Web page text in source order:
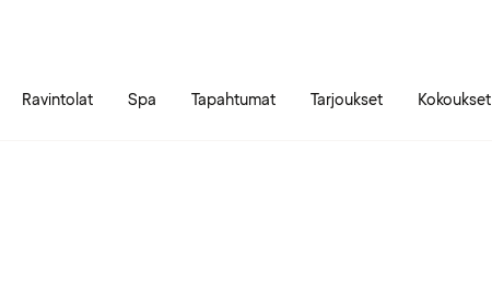
Ravintolat Spa Tapahtumat Tarjoukset Kokoukset